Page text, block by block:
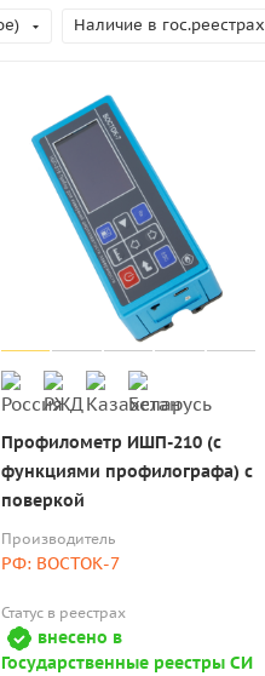
Наличие в гос.реестрах
Профилометр ИШП-210 (с
функциями профилографа) с
поверкой
Производитель
РФ: ВОСТОК-7
Статус в реестрах
внесено в
Государственные реестры СИ